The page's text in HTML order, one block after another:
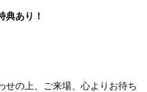
典あり！
せの上、ご来場、心よりお待ち